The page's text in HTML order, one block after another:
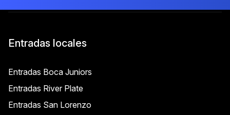
Entradas locales
Entradas Boca Juniors
Entradas River Plate
Entradas San Lorenzo